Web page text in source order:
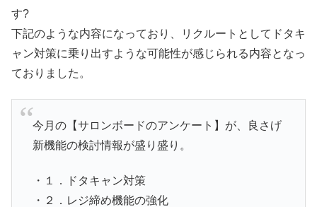
す?
下記のような内容になっており、リクルートとしてドタキ
ャン対策に乗り出すような可能性が感じられる内容となっ
ておりました。
今月の【サロンボードのアンケート】が、良さげ
新機能の検討情報が盛り盛り。
・１．ドタキャン対策
・２．レジ締め機能の強化